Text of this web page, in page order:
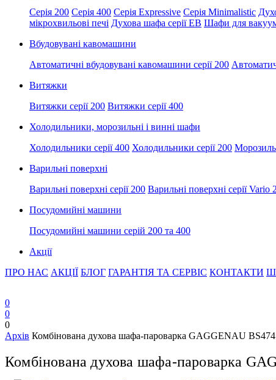
Серія 200 Серія 400 Серія Expressive Серія Minimalistic
мікрохвильові печі Духова шафа серії EB Шафи для
Вбудовувані кавомашини
Автоматичні вбудовувані кавомашини серії 200
Витяжки
Витяжки серії 200 Витяжки серії 400
Холодильники, морозильні і винні шафи
Холодильники серії 400 Холодильники серії 200
Варильні поверхні
Варильні поверхні серії 200 Варильні поверхні серії Vario
Посудомийні машини
Посудомийні машини серій 200 та 400
Акції
ПРО НАС АКЦІЇ БЛОГ ГАРАНТІЯ ТА СЕРВІС КОНТАКТИ
0
0
0
Архів Комбінована духова шафа-пароварка GAGGENAU
Комбінована духова шафа-пароварка